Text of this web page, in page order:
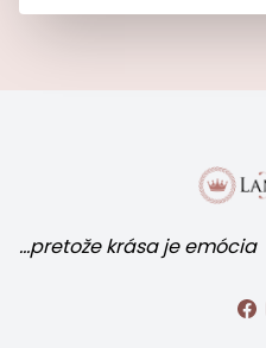
...pretože krása je emócia